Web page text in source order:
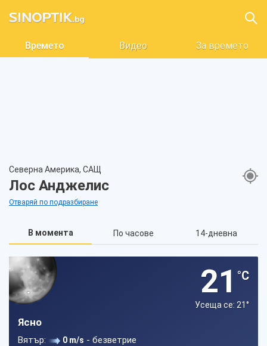
Времето Видео За времето
Северна Америка, САЩ
Лос Анджелис
Отваряй по подразбиране
В момента По часове 14-дневна
21 °C
Усеща се: 21°
Ясно
Вятър: 0 m/s - безветрие